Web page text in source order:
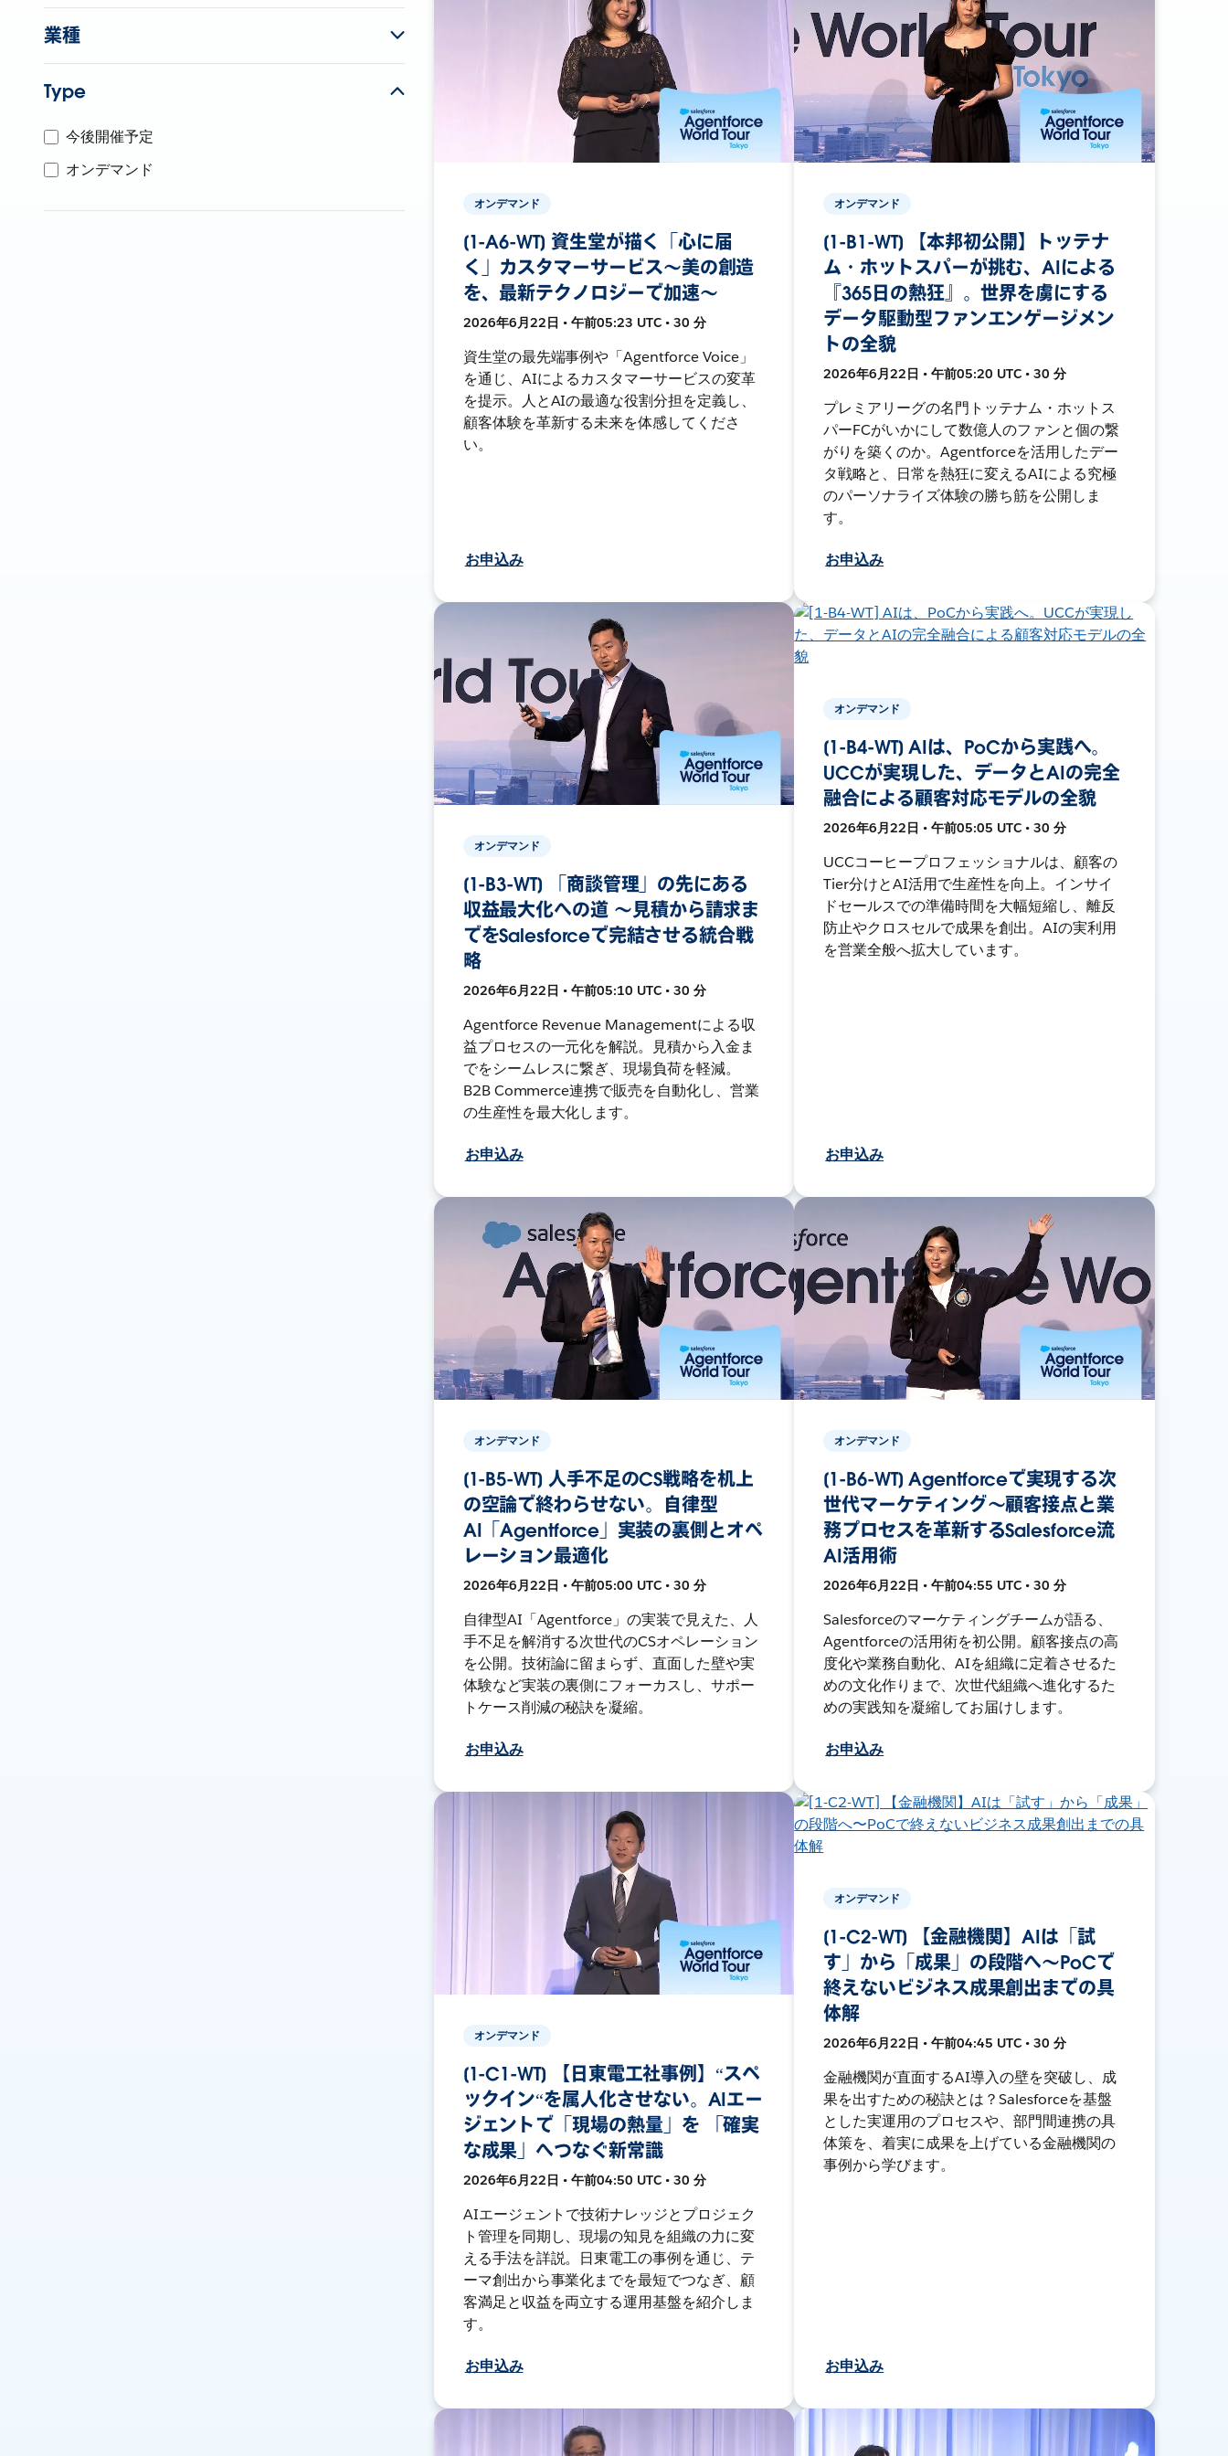
業種
Type
今後開催予定
オンデマンド
オンデマンド
[1-A6-WT] 資生堂が描く「心に届
く」カスタマーサービス〜美の創造
を、最新テクノロジーで加速〜
2026年6月22日 • 午前05:23 UTC • 30 分
資生堂の最先端事例や「Agentforce Voice」
を通じ、AIによるカスタマーサービスの変革
を提示。人とAIの最適な役割分担を定義し、
顧客体験を革新する未来を体感してくださ
い。
お申込み
オンデマンド
[1-B1-WT] 【本邦初公開】トッテナ
ム・ホットスパーが挑む、AIによる
『365日の熱狂』。世界を虜にする
データ駆動型ファンエンゲージメン
トの全貌
2026年6月22日 • 午前05:20 UTC • 30 分
プレミアリーグの名門トッテナム・ホットス
パーFCがいかにして数億人のファンと個の繋
がりを築くのか。Agentforceを活用したデー
タ戦略と、日常を熱狂に変えるAIによる究極
のパーソナライズ体験の勝ち筋を公開しま
す。
お申込み
オンデマンド
[1-B3-WT] 「商談管理」の先にある
収益最大化への道 〜見積から請求ま
でをSalesforceで完結させる統合戦
略
2026年6月22日 • 午前05:10 UTC • 30 分
Agentforce Revenue Managementによる収
益プロセスの一元化を解説。見積から入金ま
でをシームレスに繋ぎ、現場負荷を軽減。
B2B Commerce連携で販売を自動化し、営業
の生産性を最大化します。
お申込み
オンデマンド
[1-B4-WT] AIは、PoCから実践へ。
UCCが実現した、データとAIの完全
融合による顧客対応モデルの全貌
2026年6月22日 • 午前05:05 UTC • 30 分
UCCコーヒープロフェッショナルは、顧客の
Tier分けとAI活用で生産性を向上。インサイ
ドセールスでの準備時間を大幅短縮し、離反
防止やクロスセルで成果を創出。AIの実利用
を営業全般へ拡大しています。
お申込み
オンデマンド
[1-B5-WT] 人手不足のCS戦略を机上
の空論で終わらせない。自律型
AI「Agentforce」実装の裏側とオペ
レーション最適化
2026年6月22日 • 午前05:00 UTC • 30 分
自律型AI「Agentforce」の実装で見えた、人
手不足を解消する次世代のCSオペレーション
を公開。技術論に留まらず、直面した壁や実
体験など実装の裏側にフォーカスし、サポー
トケース削減の秘訣を凝縮。
お申込み
オンデマンド
[1-B6-WT] Agentforceで実現する次
世代マーケティング〜顧客接点と業
務プロセスを革新するSalesforce流
AI活用術
2026年6月22日 • 午前04:55 UTC • 30 分
Salesforceのマーケティングチームが語る、
Agentforceの活用術を初公開。顧客接点の高
度化や業務自動化、AIを組織に定着させるた
めの文化作りまで、次世代組織へ進化するた
めの実践知を凝縮してお届けします。
お申込み
オンデマンド
[1-C1-WT] 【日東電工社事例】“スペ
ックイン“を属人化させない。AIエー
ジェントで「現場の熱量」を 「確実
な成果」へつなぐ新常識
2026年6月22日 • 午前04:50 UTC • 30 分
AIエージェントで技術ナレッジとプロジェク
ト管理を同期し、現場の知見を組織の力に変
える手法を詳説。日東電工の事例を通じ、テ
ーマ創出から事業化までを最短でつなぎ、顧
客満足と収益を両立する運用基盤を紹介しま
す。
お申込み
オンデマンド
[1-C2-WT] 【金融機関】AIは「試
す」から「成果」の段階へ〜PoCで
終えないビジネス成果創出までの具
体解
2026年6月22日 • 午前04:45 UTC • 30 分
金融機関が直面するAI導入の壁を突破し、成
果を出すための秘訣とは？Salesforceを基盤
とした実運用のプロセスや、部門間連携の具
体策を、着実に成果を上げている金融機関の
事例から学びます。
お申込み